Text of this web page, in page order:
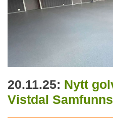
20.11.25: Nytt
Vistdal